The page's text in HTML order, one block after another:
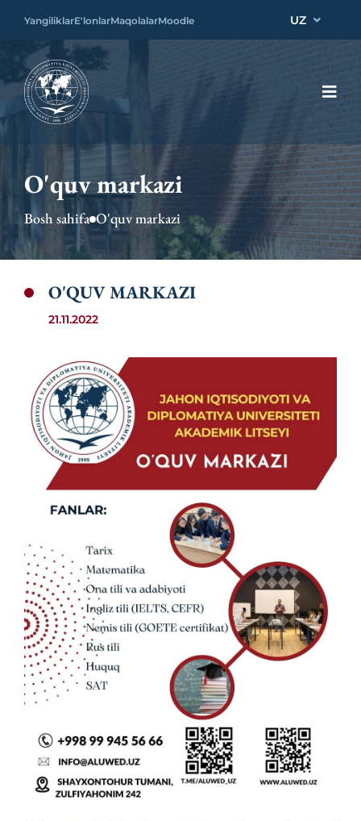
YangiliklarE'lonlarMaqolalarMoodle UZ
O'quv markazi
Bosh sahifa O'quv markazi
O'QUV MARKAZI
21.11.2022